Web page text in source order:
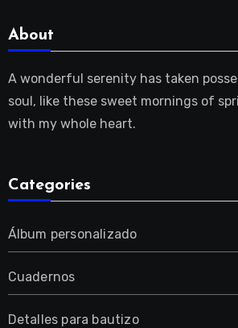
About
A wonderful serenity has taken
soul, like these sweet mornings of
with my whole heart.
Categories
Álbum personalizado
Cuadernos
Detalles para bautizo